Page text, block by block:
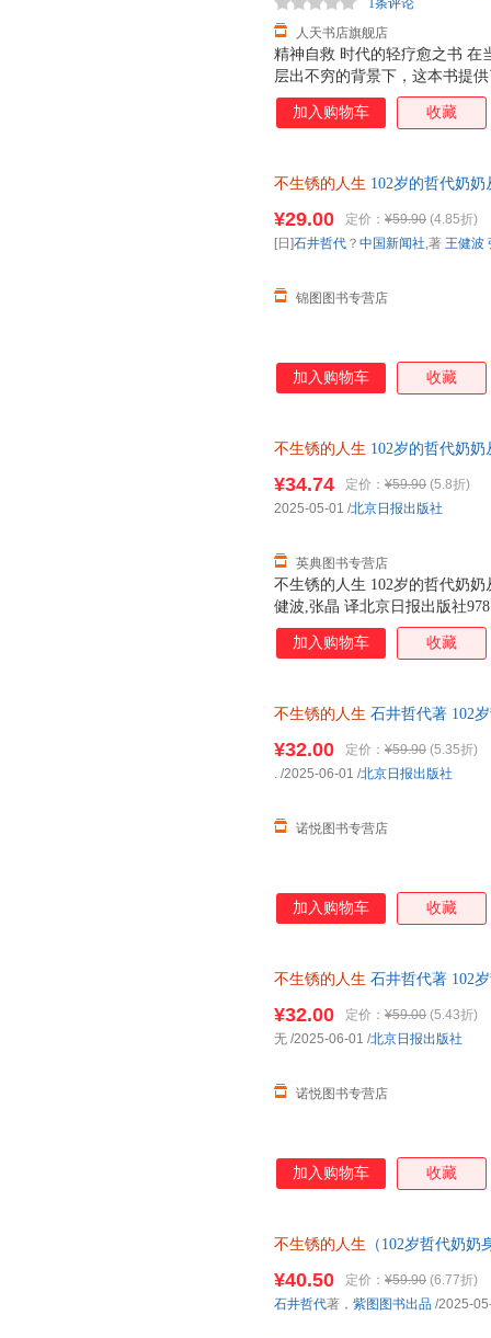
精神自救 时代的轻疗愈之书 在
层出不穷的背景下，这本书提
而是通过一个102岁奶奶的真
年轻人，它是一种未来图景的
今天煮了黑豆、种了菜、练了
走 1我要做一把不生锈的锄头
在期待生活的证明。 4带着笑
人天书店旗舰店
1条评论
加入购物车 收藏
不生锈的人生 102岁的哲代奶
¥29.00 定价： ¥59.90 (4.85折)
锦图图书专营店
[日]石井哲代 ？ 中国新闻社,著 王健波
加入购物车 收藏
不生锈的人生 102岁的哲代奶
不生锈的人生 102岁的哲代奶
健波,张晶 译北京日报出版社
¥34.74 定价： ¥59.90 (5.8折)
英典图书专营店
2025-05-01 /北京日报出版社
加入购物车 收藏
不生锈的人生 石井哲代著 102
¥32.00 定价： ¥59.90 (5.35折)
诺悦图书专营店
. /2025-06-01 /北京日报出版社
加入购物车 收藏
不生锈的人生 石井哲代著 102
¥32.00 定价： ¥59.00 (5.43折)
诺悦图书专营店
无 /2025-06-01 /北京日报出版社
加入购物车 收藏
不生锈的人生 （102岁哲代奶
¥40.50 定价： ¥59.90 (6.77折)
石井哲代著， 紫图图书出品 /2025-